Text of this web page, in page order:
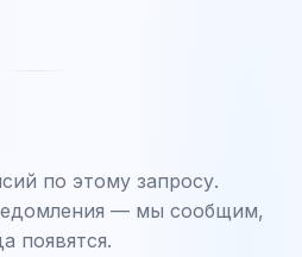
по этому запросу.
— мы сообщим,
появятся.